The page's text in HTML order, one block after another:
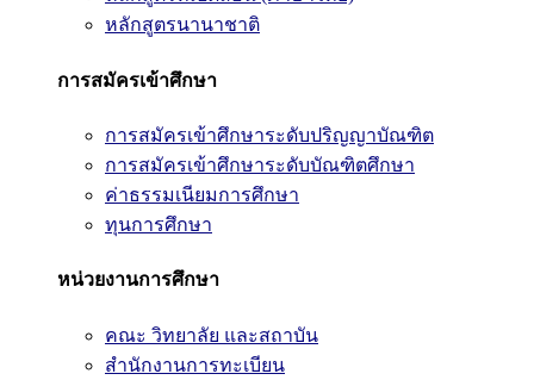
หลักสูตรนานาชาติ
การสมัครเข้าศึกษา
การสมัครเข้าศึกษาระดับปริญญาบัณฑิต
การสมัครเข้าศึกษาระดับบัณฑิตศึกษา
ค่าธรรมเนียมการศึกษา
ทุนการศึกษา
หน่วยงานการศึกษา
คณะ วิทยาลัย และสถาบัน
สำนักงานการทะเบียน